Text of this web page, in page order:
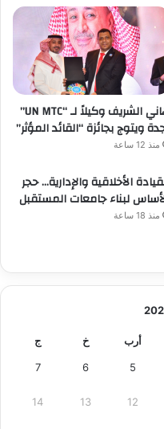
هاني الشريف وكيلاً لـ “UN MTC”
ويتوج بجائزة “القائد المؤثر”
منذ 12 ساعة
الأخلاقية والإدارية… حجر
لبناء جامعات المستقبل
منذ 18 ساعة
أرب خ ج
5
6
7
12
13
14